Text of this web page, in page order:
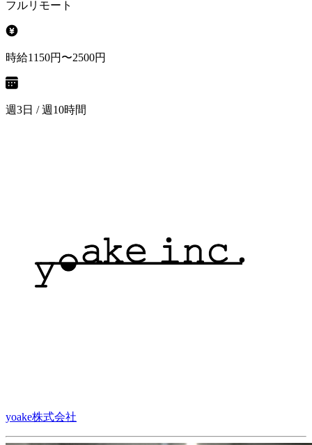
フルリモート
時給1150円〜2500円
週3日 / 週10時間
yoake株式会社